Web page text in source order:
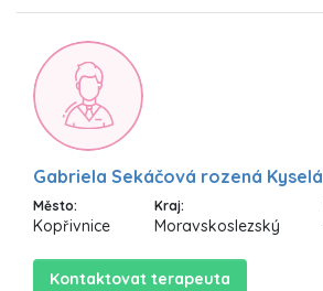
Gabriela Sekáčová rozená Kyselá
Město:
Kopřivnice
Kraj:
Moravskoslezský
Kontaktovat terapeuta